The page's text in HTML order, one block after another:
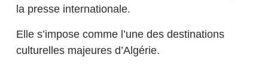
la presse internationale.
Elle s’impose comme l’une des destinations
culturelles majeures d’Algérie.